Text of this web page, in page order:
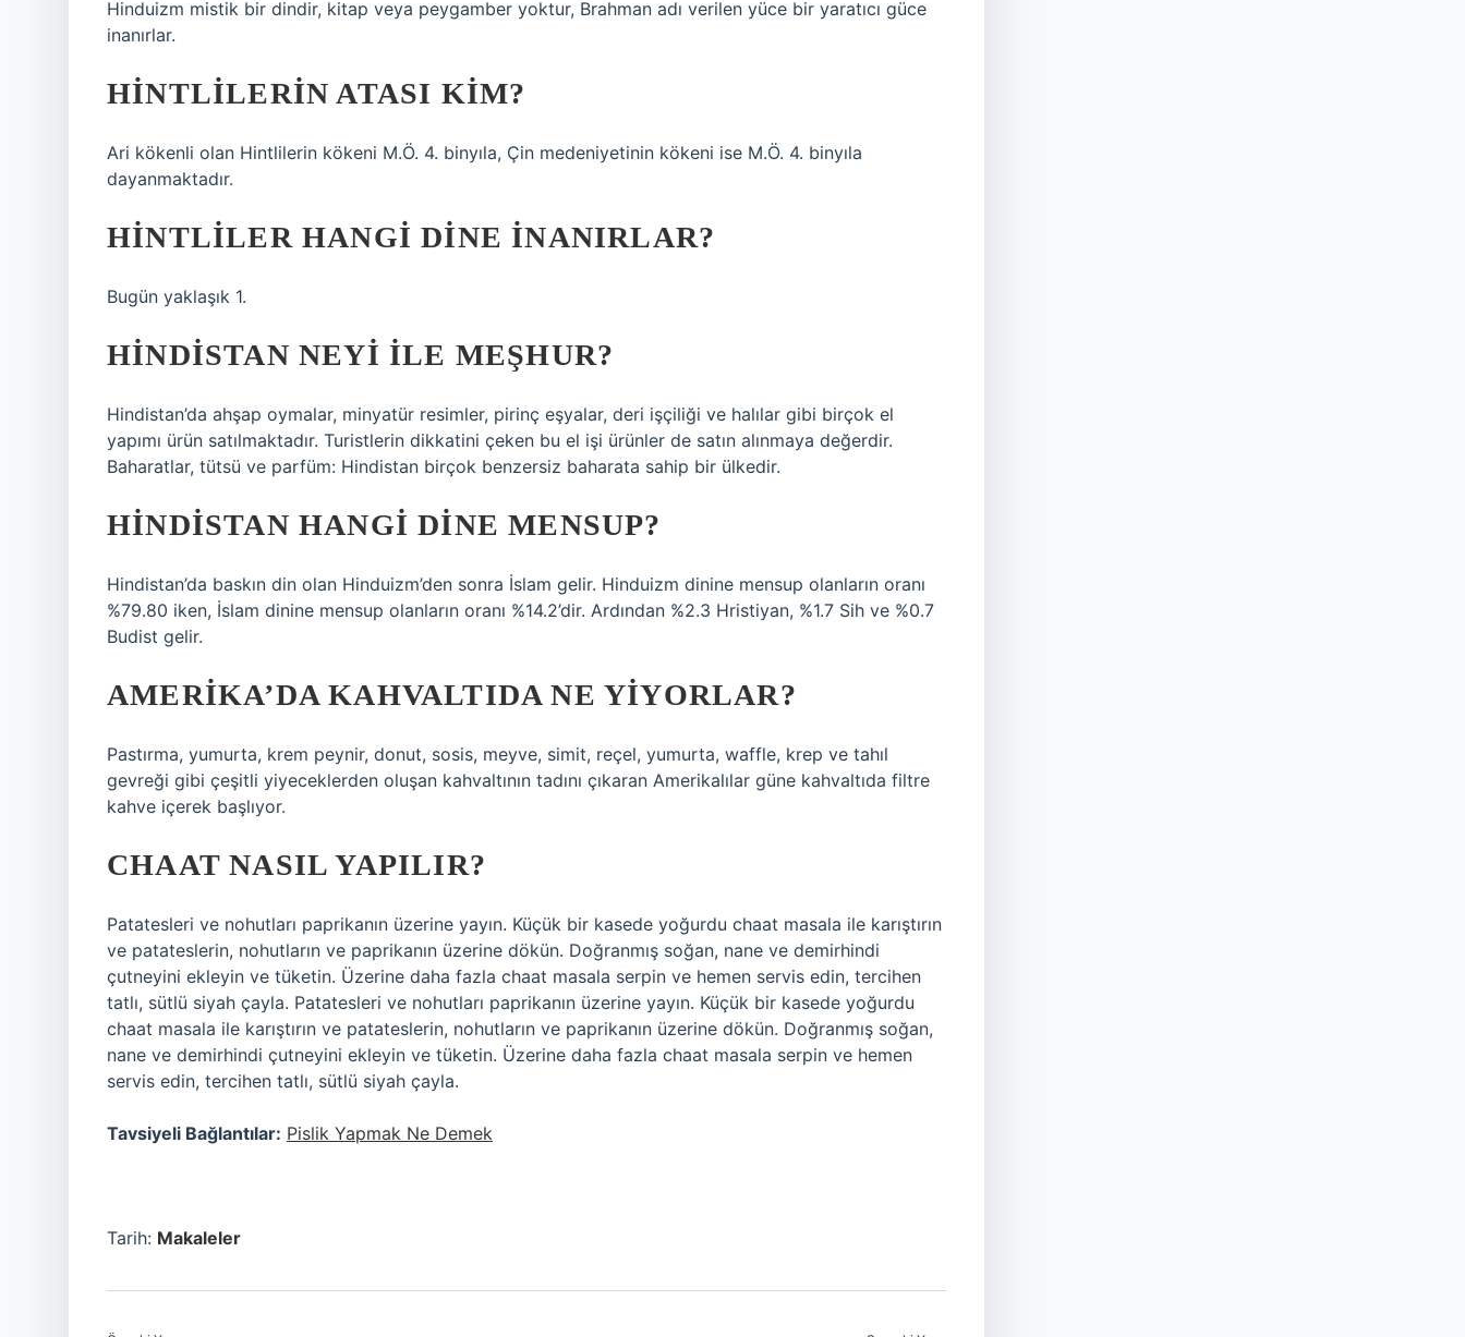
Hinduizm mistik bir dindir, kitap veya peygamber yoktur, Brahman adı verilen yüce bir yaratıcı güce
inanırlar.
HINTLILERIN ATASI KIM?
Ari kökenli olan Hintlilerin kökeni M.Ö. 4. binyıla, Çin medeniyetinin kökeni ise M.Ö. 4. binyıla
dayanmaktadır.
HINTLILER HANGI DINE INANIRLAR?
Bugün yaklaşık 1.
HINDISTAN NEYI ILE MEŞHUR?
Hindistan’da ahşap oymalar, minyatür resimler, pirinç eşyalar, deri işçiliği ve halılar gibi birçok el
yapımı ürün satılmaktadır. Turistlerin dikkatini çeken bu el işi ürünler de satın alınmaya değerdir.
Baharatlar, tütsü ve parfüm: Hindistan birçok benzersiz baharata sahip bir ülkedir.
HINDISTAN HANGI DINE MENSUP?
Hindistan’da baskın din olan Hinduizm’den sonra İslam gelir. Hinduizm dinine mensup olanların oranı
%79.80 iken, İslam dinine mensup olanların oranı %14.2’dir. Ardından %2.3 Hristiyan, %1.7 Sih ve %0.7
Budist gelir.
AMERIKA’DA KAHVALTIDA NE YIYORLAR?
Pastırma, yumurta, krem ​​peynir, donut, sosis, meyve, simit, reçel, yumurta, waffle, krep ve tahıl
gevreği gibi çeşitli yiyeceklerden oluşan kahvaltının tadını çıkaran Amerikalılar güne kahvaltıda filtre
kahve içerek başlıyor.
CHAAT NASIL YAPILIR?
Patatesleri ve nohutları paprikanın üzerine yayın. Küçük bir kasede yoğurdu chaat masala ile karıştırın
ve patateslerin, nohutların ve paprikanın üzerine dökün. Doğranmış soğan, nane ve demirhindi
çutneyini ekleyin ve tüketin. Üzerine daha fazla chaat masala serpin ve hemen servis edin, tercihen
tatlı, sütlü siyah çayla. Patatesleri ve nohutları paprikanın üzerine yayın. Küçük bir kasede yoğurdu
chaat masala ile karıştırın ve patateslerin, nohutların ve paprikanın üzerine dökün. Doğranmış soğan,
nane ve demirhindi çutneyini ekleyin ve tüketin. Üzerine daha fazla chaat masala serpin ve hemen
servis edin, tercihen tatlı, sütlü siyah çayla.
Tavsiyeli Bağlantılar: Pislik Yapmak Ne Demek
Tarih: Makaleler